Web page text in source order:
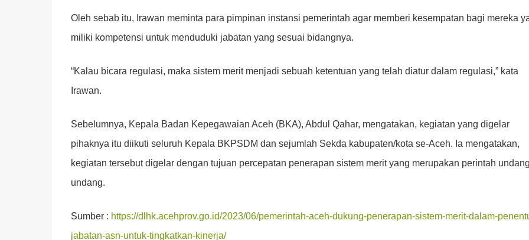
Oleh sebab itu, Irawan meminta para pimpinan instansi pemerintah agar memberi kesempatan bagi mereka
miliki kompetensi untuk menduduki jabatan yang sesuai bidangnya.
“Kalau bicara regulasi, maka sistem merit menjadi sebuah ketentuan yang telah diatur dalam regulasi,” kata
Irawan.
Sebelumnya, Kepala Badan Kepegawaian Aceh (BKA), Abdul Qahar, mengatakan, kegiatan yang digelar
pihaknya itu diikuti seluruh Kepala BKPSDM dan sejumlah Sekda kabupaten/kota se-Aceh. Ia mengatakan,
kegiatan tersebut digelar dengan tujuan percepatan penerapan sistem merit yang merupakan perintah
undang.
Sumber : https://dlhk.acehprov.go.id/2023/06/pemerintah-aceh-dukung-penerapan-sistem-merit-dalam-
jabatan-asn-untuk-tingkatkan-kinerja/